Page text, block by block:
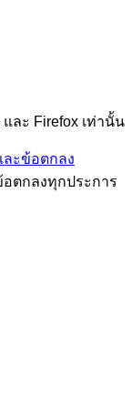
ละ Firefox เท่านั้น
ละข้อตกลง
ตกลงทุกประการ